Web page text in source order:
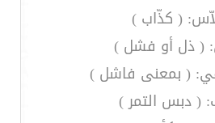
( كذّاب )
( ذل أو فشل )
( بمعنى فاشل )
( دبس التمر )